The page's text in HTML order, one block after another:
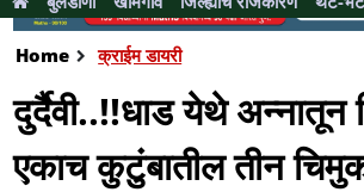
Home क्राईम डायरी
दुर्दैवी..!!धाड येथे अन्नातून
एकाच कुटुंबातील तीन